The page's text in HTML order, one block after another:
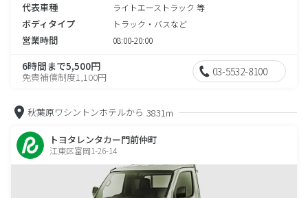
代表車種 ライトエーストラック 等
ボディタイプ トラック・バスなど
営業時間 08:00-20:00
6時間まで5,500円
免責補償制度1,100円 03-5532-8100
秋葉原ワシントンホテルから 3831m
トヨタレンタカー門前仲町
江東区富岡1-26-14